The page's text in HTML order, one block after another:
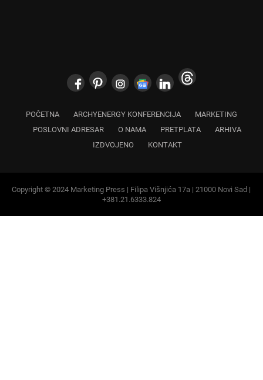
POSLOVNI ADRESAR
O NAMA PRETPLATA
IZDVOJENO
KONTAKT
+381.21.6333.824